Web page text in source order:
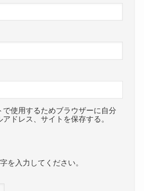
で使用するためブラウザーに自分
ドレス、サイトを保存する。
を入力してください。